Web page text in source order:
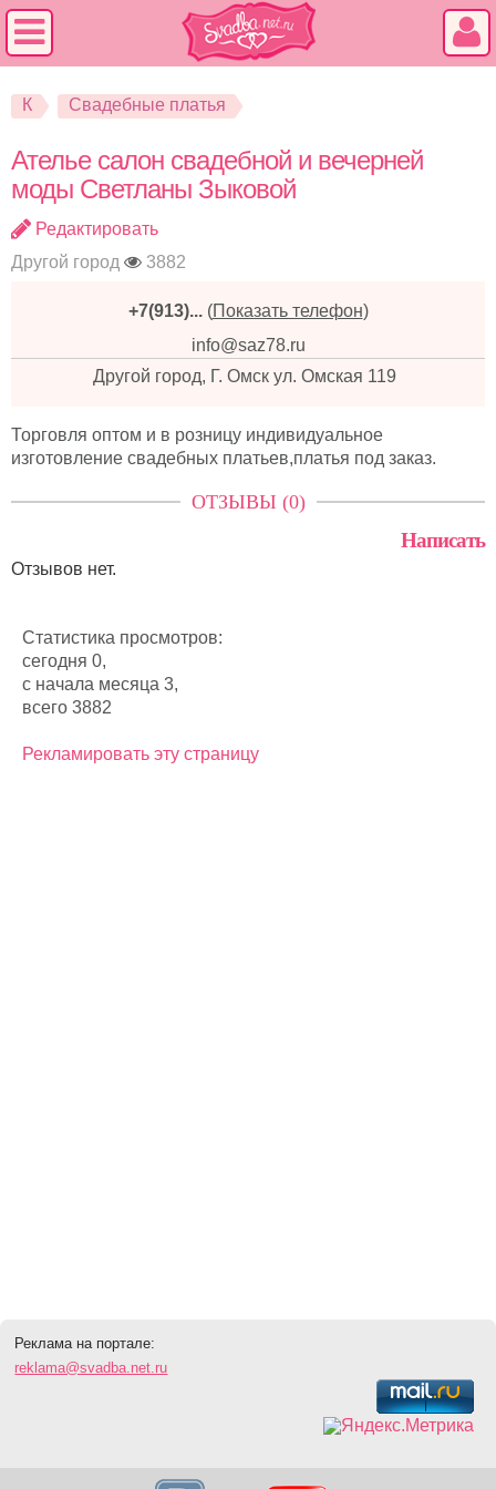
К Свадебные платья
Ателье салон свадебной и вечерней
моды Светланы Зыковой
Редактировать
Другой город
3882
+7(913)... (Показать телефон)
info@saz78.ru
Другой город, Г. Омск ул. Омская 119
Торговля оптом и в розницу индивидуальное
изготовление свадебных платьев,платья под заказ.
ОТЗЫВЫ (0)
Написать
Отзывов нет.
Статистика просмотров:
сегодня 0,
с начала месяца 3,
всего 3882
Рекламировать эту страницу
Реклама на портале:
reklama@svadba.net.ru